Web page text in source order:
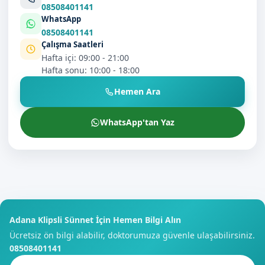
08508401141
WhatsApp
08508401141
Çalışma Saatleri
Hafta içi: 09:00 - 21:00
Hafta sonu: 10:00 - 18:00
Hemen Ara
WhatsApp'tan Yaz
Adana Klipsli Sünnet İçin Hemen Bilgi Alın
Ücretsiz ön bilgi alabilir, doktorumuza güvenle ulaşabilirsiniz.
08508401141